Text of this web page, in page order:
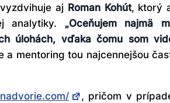
aj Roman Kohút, ktorý
analytiky. „Oceňujem najmä
úlohách, vďaka čomu som
a mentoring tou najcennejšou
, pričom v